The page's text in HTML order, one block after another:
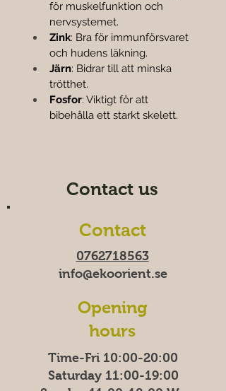
för muskelfunktion och
nervsystemet.
Zink: Bra för immunförsvaret
och hudens läkning.
Järn: Bidrar till att minska
trötthet.
Fosfor: Viktigt för att
bibehålla ett starkt skelett.
Contact us
Contact
0762718563
info@ekoorient.se
Opening
hours
Time-Fri 10:00-20:00
Saturday 11:00-19:00